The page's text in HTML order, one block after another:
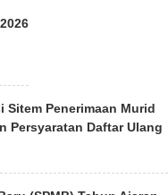
Sitem Penerimaan Murid
Persyaratan Daftar Ulang